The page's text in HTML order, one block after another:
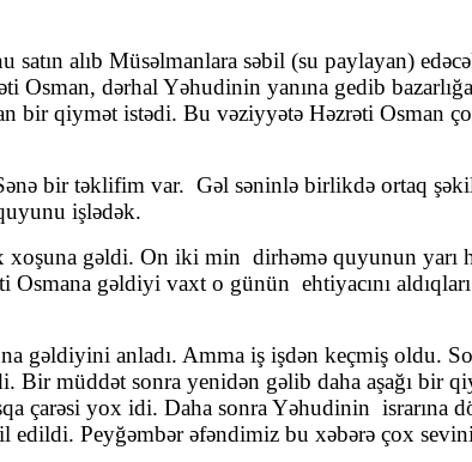
alıb Müsəlmanlara səbil (su paylayan) edəcək
dərhal Yəhudinin yanına gedib
bir qiymət istədi. Bu vəziyyətə Həzrəti Osman
təklifim var. Gəl səninlə birlikdə ortaq
işlədək.
xoşuna gəldi. On iki min dirhəmə quyunun
gəldiyi vaxt o günün ehtiyacını
gəldiyini anladı. Amma iş işdən keçmiş oldu.
Bir müddət sonra yenidən gəlib daha aşağı bir
yox idi. Daha sonra Yəhudinin israrına
edildi. Peyğəmbər əfəndimiz bu xəbərə çox